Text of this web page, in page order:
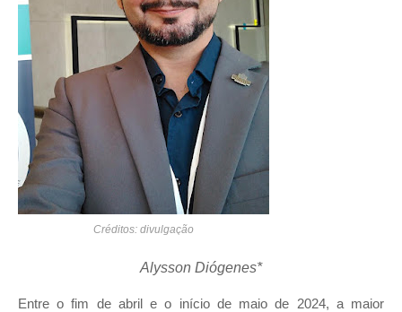
Créditos: divulgação
Alysson Diógenes*
Entre o fim de abril e o início de maio de 2024, a maior